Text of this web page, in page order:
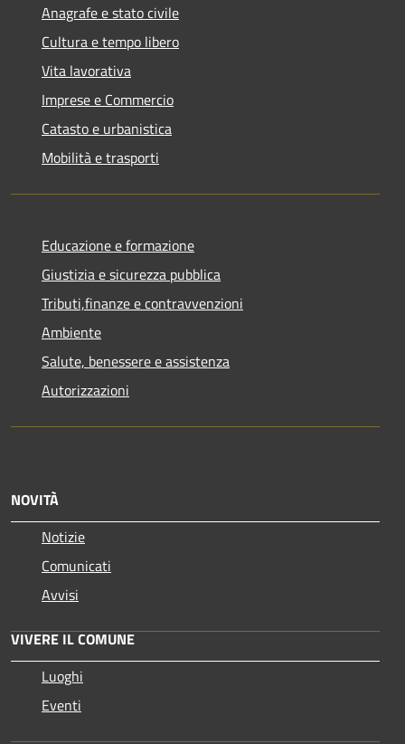
Anagrafe e stato civile
Cultura e tempo libero
Vita lavorativa
Imprese e Commercio
Catasto e urbanistica
Mobilità e trasporti
Educazione e formazione
Giustizia e sicurezza pubblica
Tributi,finanze e contravvenzioni
Ambiente
Salute, benessere e assistenza
Autorizzazioni
NOVITÀ
Notizie
Comunicati
Avvisi
VIVERE IL COMUNE
Luoghi
Eventi